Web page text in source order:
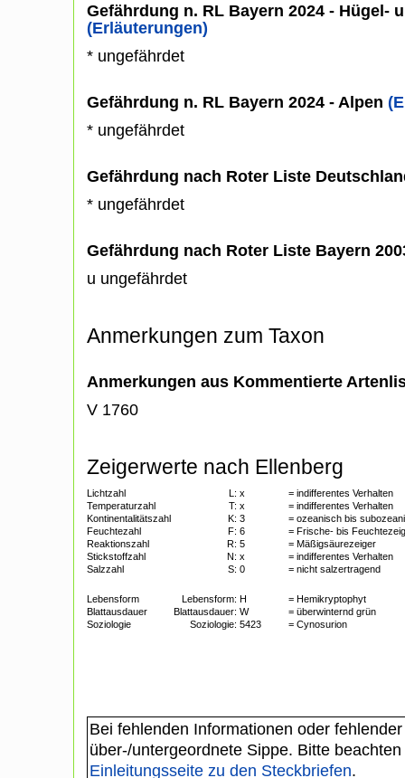
Gefährdung n. RL Bayern 2024 - Hügel-
(Erläuterungen)
* ungefährdet
Gefährdung n. RL Bayern 2024 - Alpen
* ungefährdet
Gefährdung nach Roter Liste
* ungefährdet
Gefährdung nach Roter Liste Bayern
u ungefährdet
Anmerkungen zum Taxon
Anmerkungen aus Kommentierte
V 1760
Zeigerwerte nach Ellenberg
Lichtzahl L: x
= indifferentes Verhalten
Temperaturzahl
T: x
= indifferentes Verhalten
Kontinentalitätszahl
K: 3
= ozeanisch bis
Feuchtezahl
F: 6
= Frische- bis
Reaktionszahl
R: 5
= Mäßigsäurezeiger
Stickstoffzahl
N: x
= indifferentes Verhalten
Salzzahl
S: 0 = nicht salzertragend
Lebensform Lebensform: H
= Hemikryptophyt
Blattausdauer
Blattausdauer: W
= überwinternd grün
Soziologie
Soziologie: 5423 = Cynosurion
Bei fehlenden Informationen oder
über-/untergeordnete Sippe. Bitte
Einleitungsseite zu den Steckbriefen.